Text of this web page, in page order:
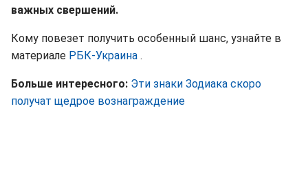
важных свершений.
Кому повезет получить особенный шанс, узнайте в
материале РБК-Украина .
Больше интересного: Эти знаки Зодиака скоро
получат щедрое вознаграждение